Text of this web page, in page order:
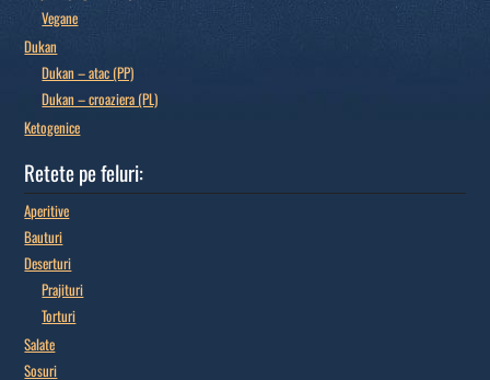
Vegane
Dukan
Dukan – atac (PP)
Dukan – croaziera (PL)
Ketogenice
Retete pe feluri:
Aperitive
Bauturi
Deserturi
Prajituri
Torturi
Salate
Sosuri